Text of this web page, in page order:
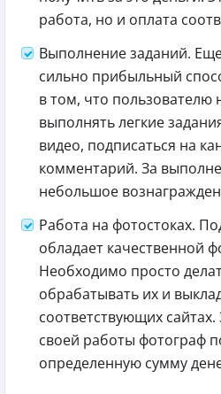
работа, но и оплата
Выполнение заданий.
сильно прибыльный
в том, что пользователю
выполнять легкие
видео, подписаться на
комментарий. За
небольшое
Работа на фотостоках.
обладает качественной
Необходимо просто
обрабатывать их и
соответствующих
своей работы фотограф
определенную сумму